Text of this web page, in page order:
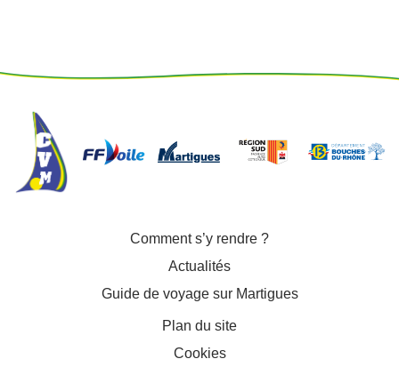
Comment s’y rendre ?
Actualités
Guide de voyage sur Martigues
Plan du site
Cookies